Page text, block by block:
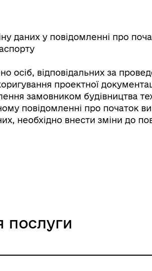
даних у повідомленні про
осіб, відповідальних за
проектної
замовником будівництва
повідомленні про початок
необхідно внести зміни до
послуги